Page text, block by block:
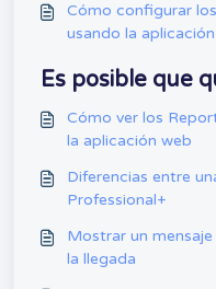
Cómo configurar
usando la
Es posible que
Cómo ver los
la aplicación web
Diferencias entre
Professional+
Mostrar un
la llegada